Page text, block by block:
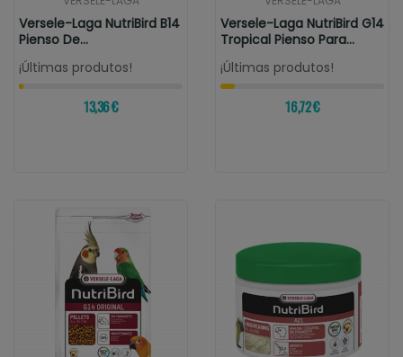
Versele-Laga NutriBird B14
Pienso De
Mantenimiento...
¡Últimas produtos!
13,36 €
Versele-Laga NutriBird G14
Tropical Pienso Para...
¡Últimas produtos!
16,72 €